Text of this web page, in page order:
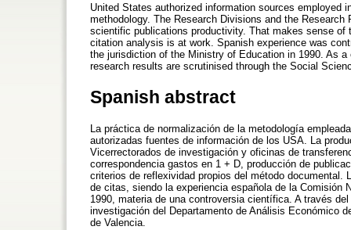
United States authorized information sources employed
methodology. The Research Divisions and the
scientific publications productivity. That makes sense
citation analysis is at work. Spanish experience was
the jurisdiction of the Ministry of Education in 1990. As
research results are scrutinised through the Social
Spanish abstract
La práctica de normalización de la metodología
autorizadas fuentes de información de los USA. La
Vicerrectorados de investigación y oficinas de
correspondencia gastos en 1 + D, producción de
criterios de reflexividad propios del método
de citas, siendo la experiencia española de la Comisión
1990, materia de una controversia científica. A través
investigación del Departamento de Análisis Económico
de Valencia.